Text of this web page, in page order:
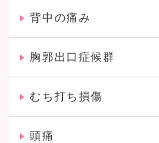
背中の痛み
胸郭出口症候群
むち打ち損傷
頭痛